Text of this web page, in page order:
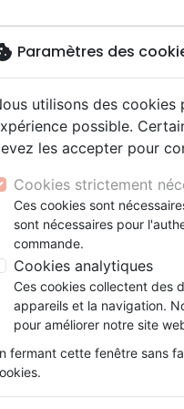
Nouveautés
Couple
ansLatino, Folk
Soul
conférences
- PDF
Comme
Auteur :
Référence
Description
Paramètres des
utilisons des
possible.
les accepter pour
Cookies strictement
Ces cookies sont
sont nécessaires pour
commande.
Cookies analytiques
Ces cookies collectent des
appareils et la navigation.
pour améliorer notre site
fermant cette fenêtre sans